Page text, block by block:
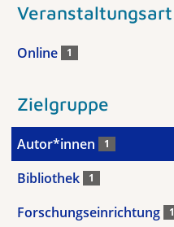
Veranstaltungsart
Online 1
Zielgruppe
Autor*innen 1
Bibliothek 1
Forschungseinrichtung 1